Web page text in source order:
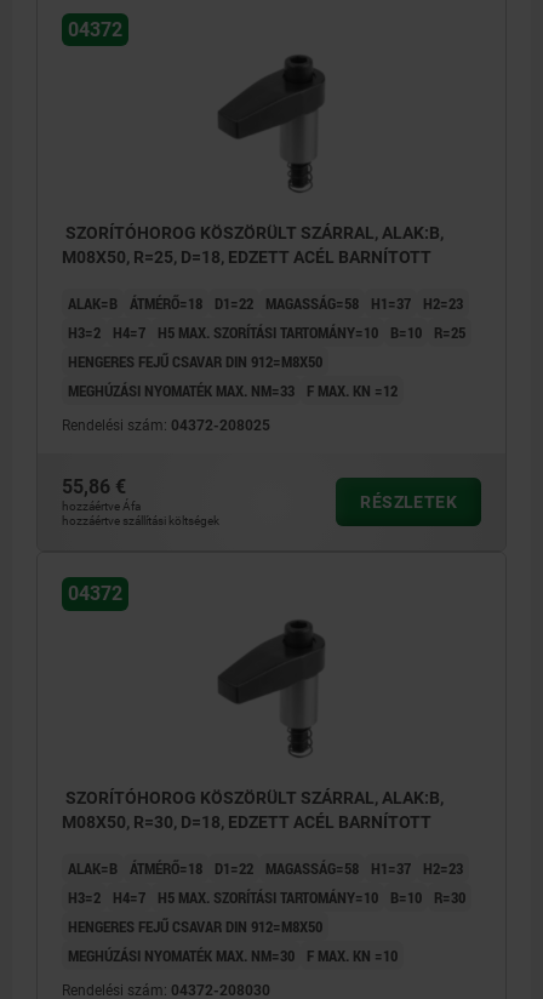
04372
SZORÍTÓHOROG KÖSZÖRÜLT SZÁRRAL, ALAK:B,
M08X50, R=25, D=18, EDZETT ACÉL BARNÍTOTT
ALAK=B ÁTMÉRŐ=18 D1=22 MAGASSÁG=58 H1=37
H2=23
H3=2
H4=7 H5 MAX. SZORÍTÁSI TARTOMÁNY=10 B=10
R=25
HENGERES FEJŰ CSAVAR DIN 912=M8X50
MEGHÚZÁSI NYOMATÉK MAX. NM=33
F MAX. KN =12
Rendelési szám: 04372-208025
55,86 €
hozzáértve Áfa
hozzáértve szállítási költségek
RÉSZLETEK
04372
SZORÍTÓHOROG KÖSZÖRÜLT SZÁRRAL, ALAK:B,
M08X50, R=30, D=18, EDZETT ACÉL BARNÍTOTT
ALAK=B ÁTMÉRŐ=18 D1=22 MAGASSÁG=58 H1=37
H2=23
H3=2
H4=7 H5 MAX. SZORÍTÁSI TARTOMÁNY=10 B=10
R=30
HENGERES FEJŰ CSAVAR DIN 912=M8X50
MEGHÚZÁSI NYOMATÉK MAX. NM=30
F MAX. KN =10
Rendelési szám: 04372-208030